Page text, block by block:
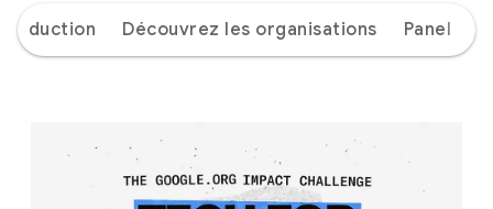
Découvrez les organisations Panel